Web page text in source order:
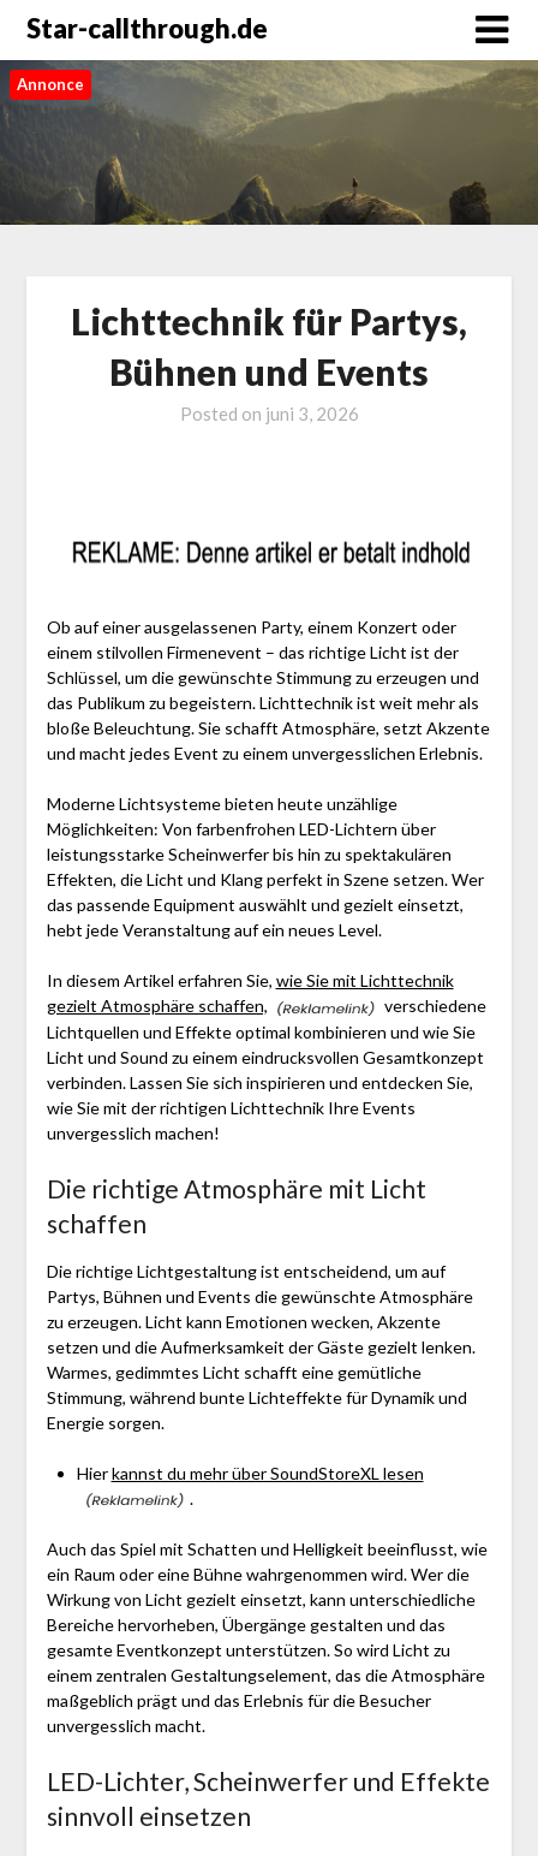
Star-callthrough.de
Annonce
Lichttechnik für Partys,
Bühnen und Events
Posted on juni 3, 2026
Ob auf einer ausgelassenen Party, einem Konzert oder
einem stilvollen Firmenevent – das richtige Licht ist der
Schlüssel, um die gewünschte Stimmung zu erzeugen und
das Publikum zu begeistern. Lichttechnik ist weit mehr als
bloße Beleuchtung. Sie schafft Atmosphäre, setzt Akzente
und macht jedes Event zu einem unvergesslichen Erlebnis.
Moderne Lichtsysteme bieten heute unzählige
Möglichkeiten: Von farbenfrohen LED-Lichtern über
leistungsstarke Scheinwerfer bis hin zu spektakulären
Effekten, die Licht und Klang perfekt in Szene setzen. Wer
das passende Equipment auswählt und gezielt einsetzt,
hebt jede Veranstaltung auf ein neues Level.
In diesem Artikel erfahren Sie, wie Sie mit Lichttechnik
gezielt Atmosphäre schaffen,
verschiedene
Lichtquellen und Effekte optimal kombinieren und wie Sie
Licht und Sound zu einem eindrucksvollen Gesamtkonzept
verbinden. Lassen Sie sich inspirieren und entdecken Sie,
wie Sie mit der richtigen Lichttechnik Ihre Events
unvergesslich machen!
Die richtige Atmosphäre mit Licht
schaffen
Die richtige Lichtgestaltung ist entscheidend, um auf
Partys, Bühnen und Events die gewünschte Atmosphäre
zu erzeugen. Licht kann Emotionen wecken, Akzente
setzen und die Aufmerksamkeit der Gäste gezielt lenken.
Warmes, gedimmtes Licht schafft eine gemütliche
Stimmung, während bunte Lichteffekte für Dynamik und
Energie sorgen.
Hierkannst du mehr über SoundStoreXL lesen
.
Auch das Spiel mit Schatten und Helligkeit beeinflusst, wie
ein Raum oder eine Bühne wahrgenommen wird. Wer die
Wirkung von Licht gezielt einsetzt, kann unterschiedliche
Bereiche hervorheben, Übergänge gestalten und das
gesamte Eventkonzept unterstützen. So wird Licht zu
einem zentralen Gestaltungselement, das die Atmosphäre
maßgeblich prägt und das Erlebnis für die Besucher
unvergesslich macht.
LED-Lichter, Scheinwerfer und Effekte
sinnvoll einsetzen